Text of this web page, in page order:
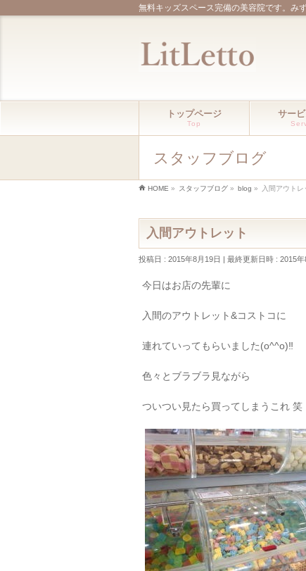
無料キッズスペース完備の美容院です。み
トップページ
Top
サー
スタッフブログ
HOME » スタッフブログ » blog » 入間アウトレ
入間アウトレット
投稿日 : 2015年8月19日 最終更新日時 : 2015年
今日はお店の先輩に
入間のアウトレット&コストコに
連れていってもらいました(o^^o)‼︎
色々とブラブラ見ながら
ついつい見たら買ってしまうこれ 笑